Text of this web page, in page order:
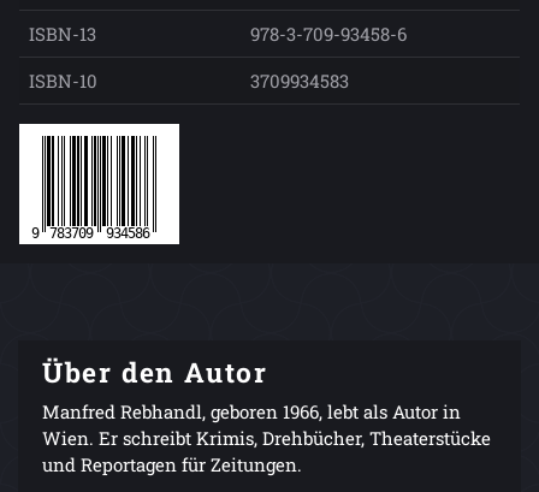
ISBN-13
978-3-709-93458-6
ISBN-10
3709934583
Über den Autor
Manfred Rebhandl, geboren 1966, lebt als Autor in
Wien. Er schreibt Krimis, Drehbücher, Theaterstücke
und Reportagen für Zeitungen.